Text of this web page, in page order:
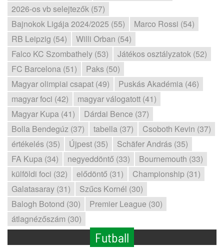
2026-os vb selejtezők (57)
Bajnokok Ligája 2024/2025 (55)
Marco Rossi (54)
RB Leipzig (54)
Willi Orban (54)
Falco KC Szombathely (53)
Játékos osztályzatok (52)
FC Barcelona (51)
Paks (50)
Magyar olimpiai csapat (49)
Puskás Akadémia (46)
magyar foci (42)
magyar válogatott (41)
Magyar Kupa (41)
Dárdai Bence (37)
Bolla Bendegúz (37)
tabella (37)
Csoboth Kevin (37)
értékelés (35)
Újpest (35)
Schäfer András (35)
FA Kupa (34)
negyeddöntő (33)
Bournemouth (33)
külföldi foci (32)
elődöntő (31)
Championship (31)
Galatasaray (31)
Szűcs Kornél (30)
Balogh Botond (30)
Premier League (30)
átlagnézőszám (30)
Futball